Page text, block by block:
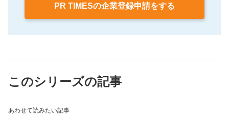
PR TIMESの企業登録申請をする
このシリーズの記事
あわせて読みたい記事